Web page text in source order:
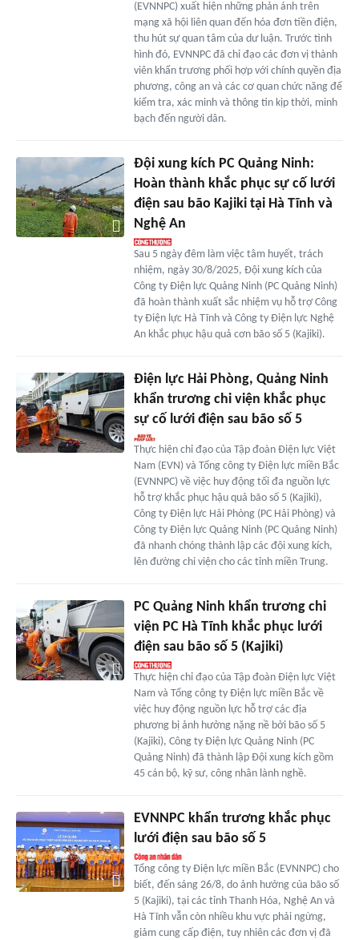
(EVNNPC) xuất hiện những phản ánh trên
mạng xã hội liên quan đến hóa đơn tiền điện,
thu hút sự quan tâm của dư luận. Trước tình
hình đó, EVNNPC đã chỉ đạo các đơn vị thành
viên khẩn trương phối hợp với chính quyền địa
phương, công an và các cơ quan chức năng để
kiểm tra, xác minh và thông tin kịp thời, minh
bạch đến người dân.
Đội xung kích PC Quảng Ninh:
Hoàn thành khắc phục sự cố lưới
điện sau bão Kajiki tại Hà Tĩnh và
Nghệ An
Sau 5 ngày đêm làm việc tâm huyết, trách
nhiệm, ngày 30/8/2025, Đội xung kích của
Công ty Điện lực Quảng Ninh (PC Quảng Ninh)
đã hoàn thành xuất sắc nhiệm vụ hỗ trợ Công
ty Điện lực Hà Tĩnh và Công ty Điện lực Nghệ
An khắc phục hậu quả cơn bão số 5 (Kajiki).
Điện lực Hải Phòng, Quảng Ninh
khẩn trương chi viện khắc phục
sự cố lưới điện sau bão số 5
Thực hiện chỉ đạo của Tập đoàn Điện lực Việt
Nam (EVN) và Tổng công ty Điện lực miền Bắc
(EVNNPC) về việc huy động tối đa nguồn lực
hỗ trợ khắc phục hậu quả bão số 5 (Kajiki),
Công ty Điện lực Hải Phòng (PC Hải Phòng) và
Công ty Điện lực Quảng Ninh (PC Quảng Ninh)
đã nhanh chóng thành lập các đội xung kích,
lên đường chi viện cho các tỉnh miền Trung.
PC Quảng Ninh khẩn trương chi
viện PC Hà Tĩnh khắc phục lưới
điện sau bão số 5 (Kajiki)
Thực hiện chỉ đạo của Tập đoàn Điện lực Việt
Nam và Tổng công ty Điện lực miền Bắc về
việc huy động nguồn lực hỗ trợ các địa
phương bị ảnh hưởng nặng nề bởi bão số 5
(Kajiki), Công ty Điện lực Quảng Ninh (PC
Quảng Ninh) đã thành lập Đội xung kích gồm
45 cán bộ, kỹ sư, công nhân lành nghề.
EVNNPC khẩn trương khắc phục
lưới điện sau bão số 5
Tổng công ty Điện lực miền Bắc (EVNNPC) cho
biết, đến sáng 26/8, do ảnh hưởng của bão số
5 (Kajiki), tại các tỉnh Thanh Hóa, Nghệ An và
Hà Tĩnh vẫn còn nhiều khu vực phải ngừng,
giảm cung cấp điện, tuy nhiên các đơn vị đã